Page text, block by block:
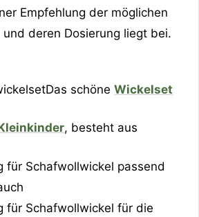
Empfehlung der möglichen
und deren Dosierung liegt bei.
Das schöneWickelset
, besteht aus
für Schafwollwickel passend
für Schafwollwickel für die